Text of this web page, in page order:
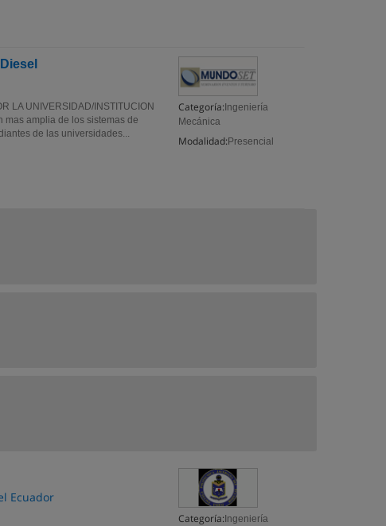
Categoría: Ingeniería
Mecánica
Modalidad: Presencial
LA UNIVERSIDAD/INSTITUCION
mas amplia de los sistemas de
de las universidades...
Ecuador
Categoría: Ingeniería